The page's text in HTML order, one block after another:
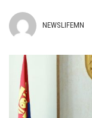
NEWSLIFEMN